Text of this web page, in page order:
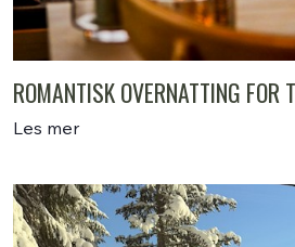
ROMANTISK OVERNATTING FOR
Les mer